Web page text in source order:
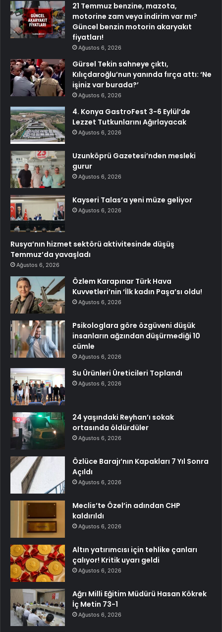
21 Temmuz benzine, mazota,
motorine zam veya indirim var mı?
Güncel benzin motorin akaryakıt
fiyatları!
Ağustos 6, 2026
Gürsel Tekin sahneye çıktı,
Kılıçdaroğlu’nun yanında fırça attı: ‘Ne
işiniz var burada?’
Ağustos 6, 2026
4. Konya GastroFest 3-6 Eylül’de
Lezzet Tutkunlarını Ağırlayacak
Ağustos 6, 2026
Uzunköprü Gazetesi’nden mesleki
gurur
Ağustos 6, 2026
Kayseri Talas’a yeni müze geliyor
Ağustos 6, 2026
Rusya’nın hizmet sektörü aktivitesinde düşüş
Temmuz’da yavaşladı
Ağustos 6, 2026
Özlem Karapınar Türk Hava
Kuvvetleri’nin ‘İlk kadın Paşa’sı oldu!
Ağustos 6, 2026
Psikologlara göre özgüveni düşük
insanların ağzından düşürmediği 10
cümle
Ağustos 6, 2026
Su Ürünleri Üreticileri Toplandı
Ağustos 6, 2026
24 yaşındaki Reyhan’ı sokak
ortasında öldürdüler
Ağustos 6, 2026
Özlüce Barajı’nın Kapakları 7 Yıl Sonra
Açıldı
Ağustos 6, 2026
Meclis’te Özel’in adından CHP
kaldırıldı
Ağustos 6, 2026
Altın yatırımcısı için tehlike çanları
çalıyor! Kritik uyarı geldi
Ağustos 6, 2026
Ağrı Milli Eğitim Müdürü Hasan Kökrek
İç Metin 73-1
Ağustos 6, 2026